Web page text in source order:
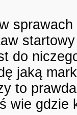
do
jaką
to
wie gdzie